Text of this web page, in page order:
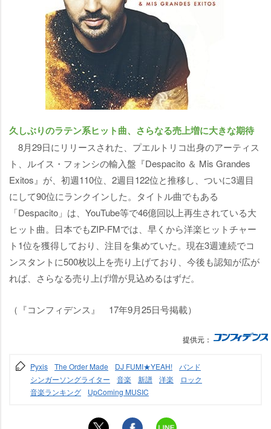
久しぶりのラテン系ヒット曲、さらなる売上増に大きな期待
8月29日にリリースされた、プエルトリコ出身のアーティス
ト、ルイス・フォンシの輸入盤『Despacito ＆ Mis Grandes
Exitos』が、初週110位、2週目122位と推移し、ついに3週目
にして90位にランクインした。タイトル曲でもある
「Despacito」は、YouTube等で46億回以上再生されている大
ヒット曲。日本でもZIP-FMでは、早くから洋楽ヒットチャー
ト1位を獲得しており、注目を集めていた。現在3週連続でコ
ンスタントに500枚以上を売り上げており、今後も認知が広が
れば、さらなる売り上げ増が見込めるはずだ。
（『コンフィデンス』 17年9月25日号掲載）
提供元：
Pyxis The Order Made DJ FUMI★YEAH!
バンド
シンガーソングライター
音楽 新譜 洋楽
ロック
音楽ランキング
UpComing MUSIC